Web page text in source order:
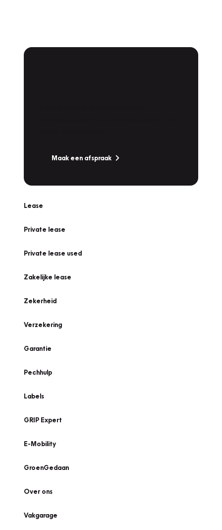
Maak een afspraak
Lease
Private lease
Private lease used
Zakelijke lease
Zekerheid
Verzekering
Garantie
Pechhulp
Labels
GRIP Expert
E-Mobility
GroenGedaan
Over ons
Vakgarage